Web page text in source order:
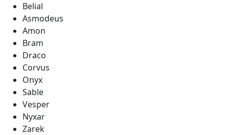
Belial
Asmodeus
Amon
Bram
Draco
Corvus
Onyx
Sable
Vesper
Nyxar
Zarek